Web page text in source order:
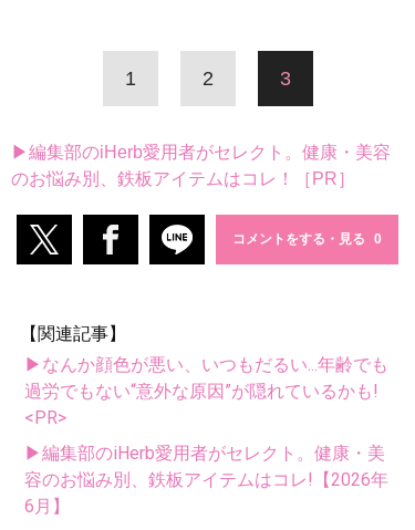
1 2 3
▶編集部のiHerb愛用者がセレクト。健康・美容
のお悩み別、鉄板アイテムはコレ！［PR］
コメントをする・見る
【関連記事】
▶なんか顔色が悪い、いつもだるい...年齢でも
過労でもない“意外な原因”が隠れているかも!
<PR>
▶編集部のiHerb愛用者がセレクト。健康・美
容のお悩み別、鉄板アイテムはコレ!【2026年
6月】